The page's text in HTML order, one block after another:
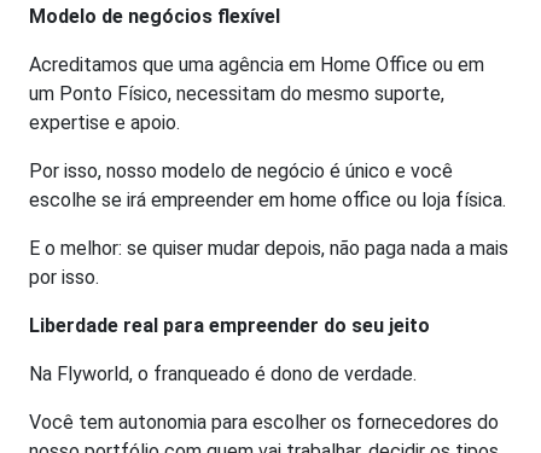
Modelo de negócios flexível
Acreditamos que uma agência em Home Office ou em
um Ponto Físico, necessitam do mesmo suporte,
expertise e apoio.
Por isso, nosso modelo de negócio é único e você
escolhe se irá empreender em home office ou loja física.
E o melhor: se quiser mudar depois, não paga nada a mais
por isso.
Liberdade real para empreender do seu jeito
Na Flyworld, o franqueado é dono de verdade.
Você tem autonomia para escolher os fornecedores do